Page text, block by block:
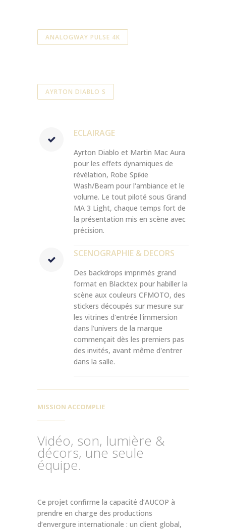
ANALOGWAY PULSE 4K
AYRTON DIABLO S
ECLAIRAGE
Ayrton Diablo et Martin Mac Aura
pour les effets dynamiques de
révélation, Robe Spikie
Wash/Beam pour l'ambiance et le
volume. Le tout piloté sous Grand
MA 3 Light, chaque temps fort de
la présentation mis en scène avec
précision.
SCENOGRAPHIE & DECORS
Des backdrops imprimés grand
format en Blacktex pour habiller la
scène aux couleurs CFMOTO, des
stickers découpés sur mesure sur
les vitrines d'entrée l'immersion
dans l'univers de la marque
commençait dès les premiers pas
des invités, avant même d'entrer
dans la salle.
MISSION ACCOMPLIE
Vidéo, son, lumière &
décors, une seule
équipe.
Ce projet confirme la capacité d’AUCOP à
prendre en charge des productions
d’envergure internationale : un client global,